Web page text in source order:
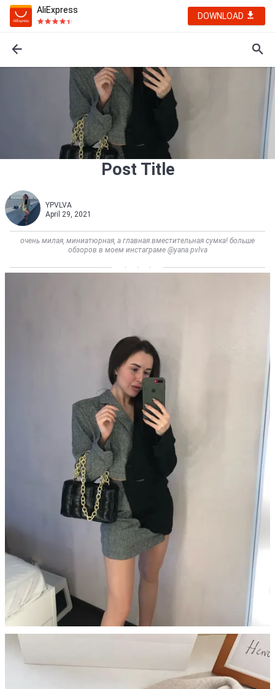
AliExpress
DOWNLOAD
Post Title
YPVLVA
April 29, 2021
очень милая, миниатюрная, а главная вместительная сумка! больше
обзоров в моем инстаграме @yana.pvlva